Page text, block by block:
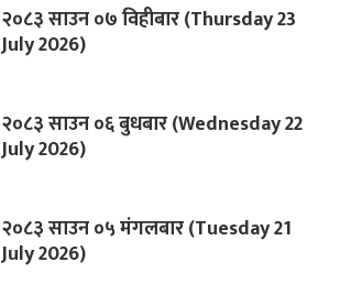
२०८३ साउन ०७ विहीबार (Thursday 23
July 2026)
२०८३ साउन ०६ बुधबार (Wednesday 22
July 2026)
२०८३ साउन ०५ मंगलबार (Tuesday 21
July 2026)